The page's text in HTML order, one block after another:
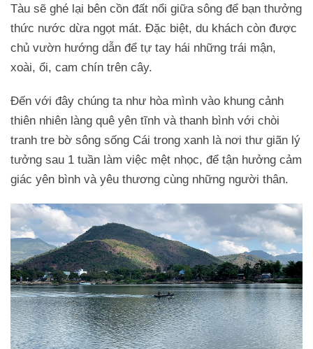
Tàu sẽ ghé lại bên cồn đất nổi giữa sông để bạn thưởng
thức nước dừa ngọt mát. Đặc biệt, du khách còn được
chủ vườn hướng dẫn để tự tay hái những trái mận,
xoài, ổi, cam chín trên cây.
Đến với đây chúng ta như hòa mình vào khung cảnh
thiên nhiên làng quê yên tĩnh và thanh bình với chòi
tranh tre bờ sông sống Cái trong xanh là nơi thư giãn lý
tưởng sau 1 tuần làm việc mệt nhọc, để tận hưởng cảm
giác yên bình và yêu thương cùng những người thân.